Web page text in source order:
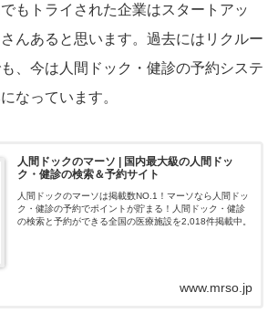
もトライされた企業はスタートアッ
んあると思います。過去にはリクルー
、今は人間ドック・健診の予約システ
なっています。
人間ドックのマーソ | 国内最大級の人間ドッ
ク・健診の検索＆予約サイト
人間ドックのマーソは掲載数NO.1！マーソなら人間ドッ
ク・健診の予約でポイントが貯まる！人間ドック・健診
の検索と予約ができる全国の医療施設を2,018件掲載中。
www.mrso.jp